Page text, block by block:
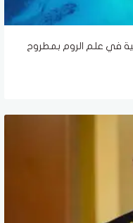
في علم الروم بمطروح